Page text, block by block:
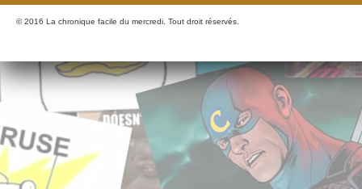
© 2016 La chronique facile du mercredi. Tout droit réservés.